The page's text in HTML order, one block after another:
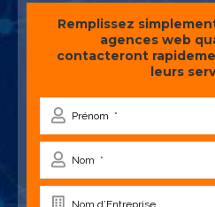
Remplissez
agences web
contacteront
leurs